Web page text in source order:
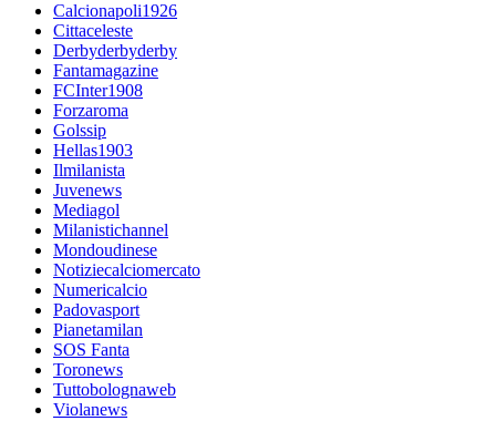
Calcionapoli1926
Cittaceleste
Derbyderbyderby
Fantamagazine
FCInter1908
Forzaroma
Golssip
Hellas1903
Ilmilanista
Juvenews
Mediagol
Milanistichannel
Mondoudinese
Notiziecalciomercato
Numericalcio
Padovasport
Pianetamilan
SOS Fanta
Toronews
Tuttobolognaweb
Violanews